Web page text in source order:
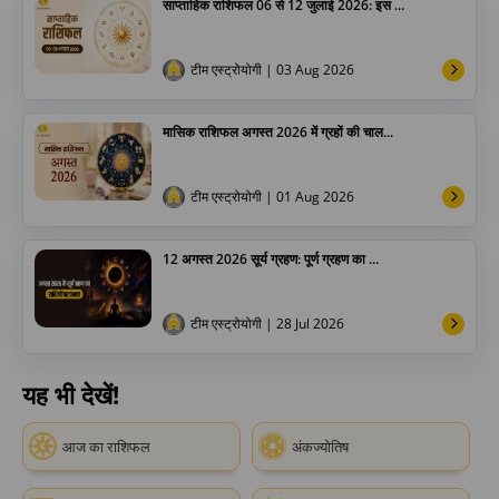
साप्ताहिक राशिफल 06 से 12 जुलाई 2026: इस ...
टीम एस्ट्रोयोगी | 03 Aug 2026
मासिक राशिफल अगस्त 2026 में ग्रहों की चाल...
टीम एस्ट्रोयोगी | 01 Aug 2026
12 अगस्त 2026 सूर्य ग्रहण: पूर्ण ग्रहण का ...
टीम एस्ट्रोयोगी | 28 Jul 2026
यह भी देखें!
आज का राशिफल अंकज्योतिष